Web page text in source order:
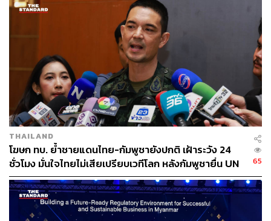
TAGS: กระทรวงการต่างประเทศ
สถานทูตไทย
ณัฐภาณุ นพคุณ
45
ABOUT THE AUTHOR
THE STANDARD TEAM
กองบรรณาธิการ THE STANDARD
THAILAND
โฆษก ทบ. ย้ำชายแดนไทย-กัมพูชายังปกติ เฝ้าระวัง 24
ชั่วโมง มั่นใจไทยไม่เสียเปรียบเวทีโลก หลังกัมพูชายื่น UN
รับรอง MOU43
65